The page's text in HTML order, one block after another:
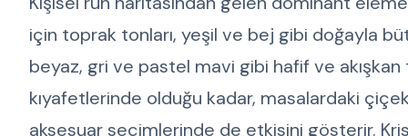
için toprak tonları, yeşil ve bej gibi doğayla
beyaz, gri ve pastel mavi gibi hafif ve akışkan
kıyafetlerinde olduğu kadar, masalardaki
aksesuar seçimlerinde de etkisini gösterir.